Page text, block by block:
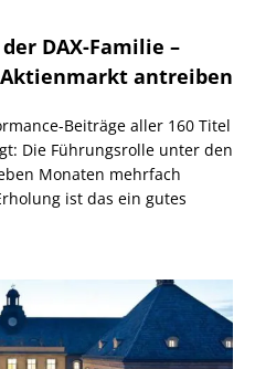
DAX-Familie –
antreiben
Beiträge aller 160 Titel
Die Führungsrolle unter den
Monaten mehrfach
ist das ein gutes